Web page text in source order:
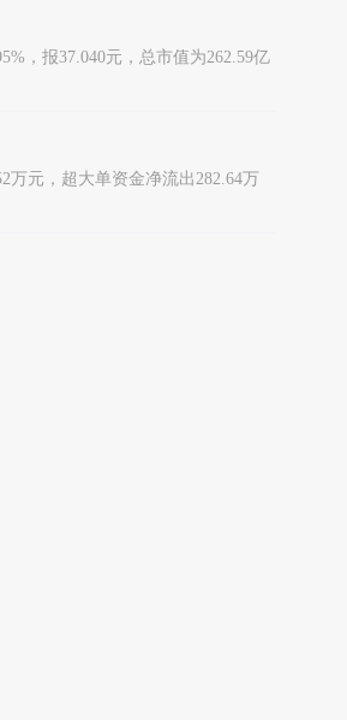
，报37.040元，总市值为262.59亿
万元，超大单资金净流出282.64万